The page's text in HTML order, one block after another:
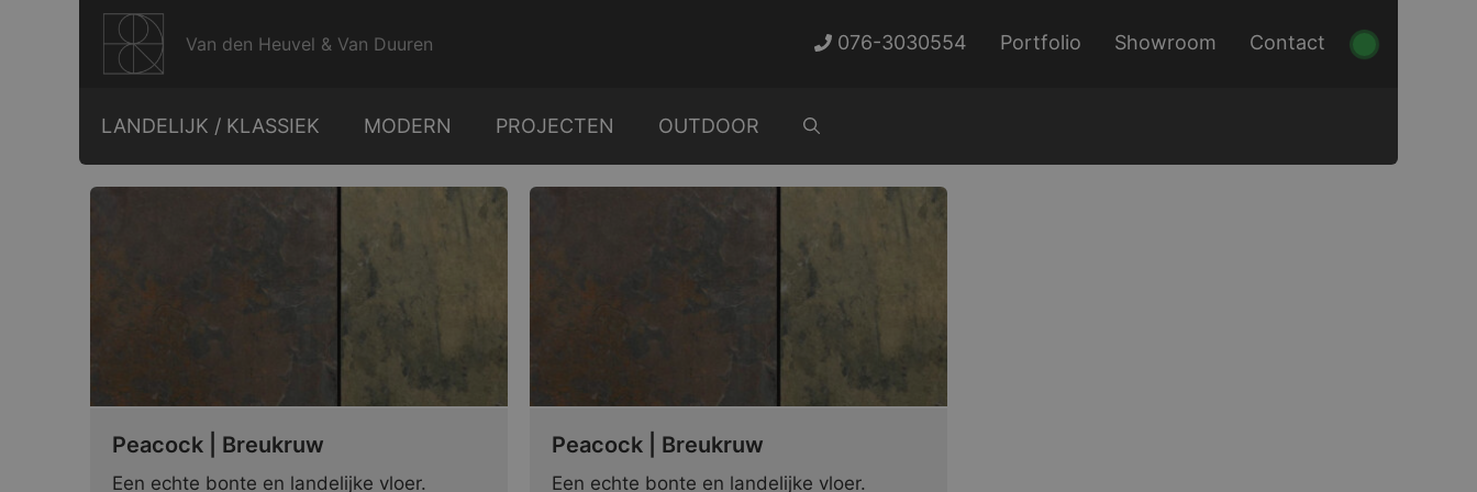
Van den Heuvel & Van Duuren 076-3030554 Portfolio Showroom Contact
LANDELIJK / KLASSIEK MODERN PROJECTEN OUTDOOR
Peacock | Breukruw
Een echte bonte en landelijke vloer.
Peacock | Breukruw
Een echte bonte en landelijke vloer.